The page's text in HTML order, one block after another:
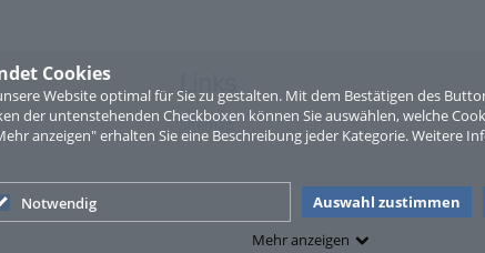
Cookies
Website optimal für Sie zu gestalten. Mit dem Bestätigen des
der untenstehenden Checkboxen können Sie auswählen, welche
anzeigen" erhalten Sie eine Beschreibung jeder Kategorie. Weitere
Notwendig Auswahl zustimmen
Mehr anzeigen
Links
Sitemap